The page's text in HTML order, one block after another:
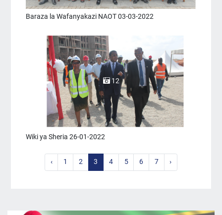
Baraza la Wafanyakazi NAOT 03-03-2022
12
Wiki ya Sheria 26-01-2022
‹ 1 2 3 4 5 6 7 ›